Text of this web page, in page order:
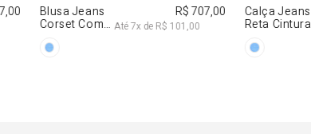
Calça Jeans
Reta Cintura
R$ 617,00
Até6x deR$ 102,83
Vestido
Decote
Brilhos